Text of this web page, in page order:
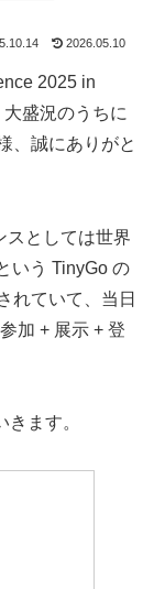
2026.05.10
2025 in
盛況のうちに
、誠にありがと
スとしては世界
いう TinyGo の
れていて、当日
加 + 展示 + 登
ます。